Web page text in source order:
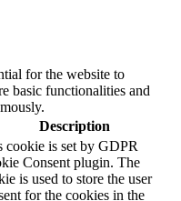
for the website to
basic functionalities and
Description
cookie is set by GDPR
Consent plugin. The
is used to store the user
for the cookies in the